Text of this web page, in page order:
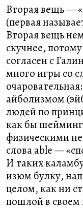
Вторая вещь —
(первая
Вторая вещь
скучнее,
согласен с
много игры со
айболизмом
людей по
как бы
физическими
слова able —
И таких
изюм булку,
целом, как ни
пошлой в своем